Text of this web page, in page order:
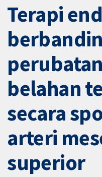
Terapi
belahan
secara
arteri
superior